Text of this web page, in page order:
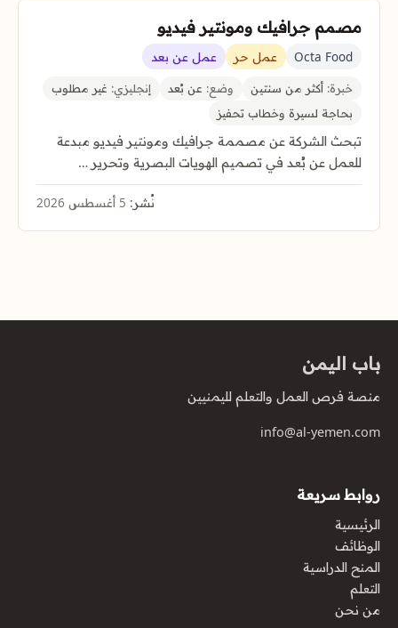
مصمم جرافيك ومونتير فيديو
Octa Food عمل حر عمل عن بعد
خبرة: أكثر من سنتين وضع: عن بُعد إنجليزي: غير مطلوب
بحاجة لسيرة وخطاب تحفيز
تبحث الشركة عن مصممة جرافيك ومونتير فيديو مبدعة
للعمل عن بُعد في تصميم الهويات البصرية وتحرير …
نُشر:
باب اليمن
منصة فرص العمل والتعلم لليمنيين
info@al-yemen.com
روابط سريعة
الرئيسية
الوظائف
المنح الدراسية
التعلم
من نحن